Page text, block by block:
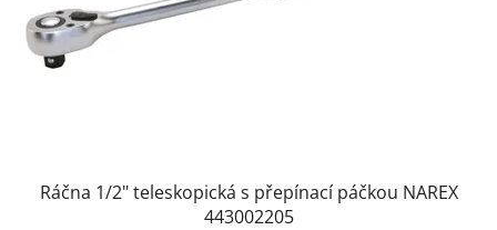
Ráčna 1/2" teleskopická s přepínací páčkou NAREX
443002205